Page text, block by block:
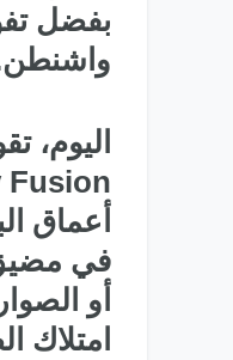
بفضل
أعماق
في
أو
امتلاك